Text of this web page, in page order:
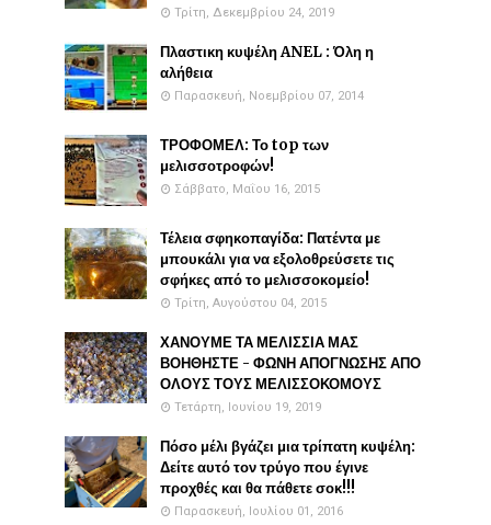
Τρίτη, Δεκεμβρίου 24, 2019
Πλαστικη κυψέλη ANEL : Όλη η
αλήθεια
Παρασκευή, Νοεμβρίου 07, 2014
ΤΡΟΦΟΜΕΛ: Το top των
μελισσοτροφών!
Σάββατο, Μαΐου 16, 2015
Τέλεια σφηκοπαγίδα: Πατέντα με
μπουκάλι για να εξολοθρεύσετε τις
σφήκες από το μελισσοκομείο!
Τρίτη, Αυγούστου 04, 2015
ΧΑΝΟΥΜΕ ΤΑ ΜΕΛΙΣΣΙΑ ΜΑΣ
ΒΟΗΘΗΣΤΕ - ΦΩΝΗ ΑΠΟΓΝΩΣΗΣ ΑΠΟ
ΟΛΟΥΣ ΤΟΥΣ ΜΕΛΙΣΣΟΚΟΜΟΥΣ
Τετάρτη, Ιουνίου 19, 2019
Πόσο μέλι βγάζει μια τρίπατη κυψέλη:
Δείτε αυτό τον τρύγο που έγινε
προχθές και θα πάθετε σοκ!!!
Παρασκευή, Ιουλίου 01, 2016